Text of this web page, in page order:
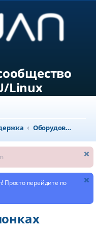
Linux
Оборудование и конфигурация системы
перейдите по